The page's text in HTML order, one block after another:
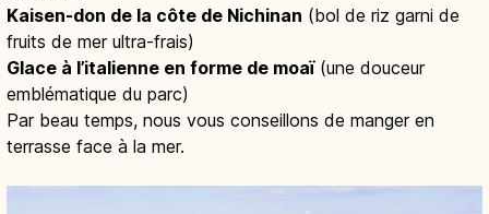
Kaisen-don de la côte de Nichinan (bol de riz garni de
fruits de mer ultra-frais)
Glace à l’italienne en forme de moaï(une douceur
emblématique du parc)
Par beau temps, nous vous conseillons de manger en
terrasse face à la mer.